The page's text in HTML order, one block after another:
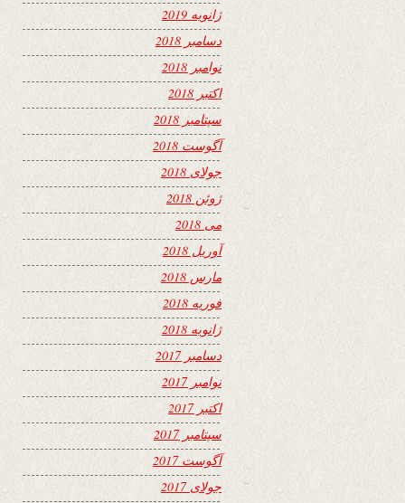
ژانویه 2019
دسامبر 2018
نوامبر 2018
اکتبر 2018
سپتامبر 2018
آگوست 2018
جولای 2018
ژوئن 2018
می 2018
آوریل 2018
مارس 2018
فوریه 2018
ژانویه 2018
دسامبر 2017
نوامبر 2017
اکتبر 2017
سپتامبر 2017
آگوست 2017
جولای 2017